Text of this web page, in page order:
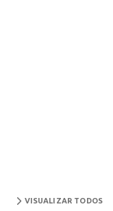
VISUALIZAR TODOS